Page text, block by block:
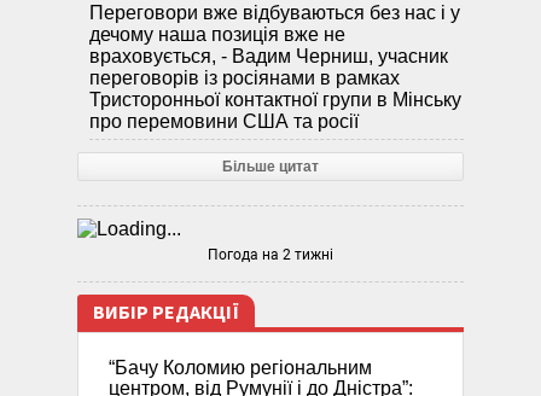
Переговори вже відбуваються без нас і у
дечому наша позиція вже не
враховується, - Вадим Черниш, учасник
переговорів із росіянами в рамках
Тристоронньої контактної групи в Мінську
про перемовини США та росії
Більше цитат
Погода на 2 тижні
ВИБІР РЕДАКЦІЇ
“Бачу Коломию регіональним
центром, від Румунії і до Дністра”: